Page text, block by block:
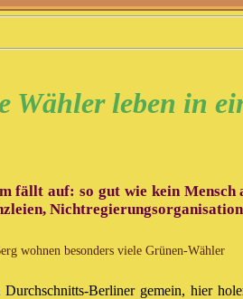
Wähler leben in
fällt auf: so gut wie kein
wohnen besonders viele Grünen-Wähler
Berliner gemein, hier